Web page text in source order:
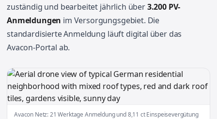
zuständig und bearbeitet jährlich über3.200 PV-
Anmeldungen im Versorgungsgebiet. Die
standardisierte Anmeldung läuft digital über das
Avacon-Portal ab.
Avacon Netz: 21 Werktage Anmeldung und 8,11 ct Einspeisevergütung